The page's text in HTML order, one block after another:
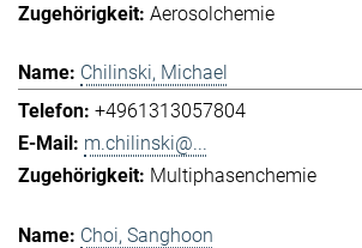
Aerosolchemie
Chilinski, Michael
+4961313057804
m.chilinski@...
Multiphasenchemie
Choi, Sanghoon